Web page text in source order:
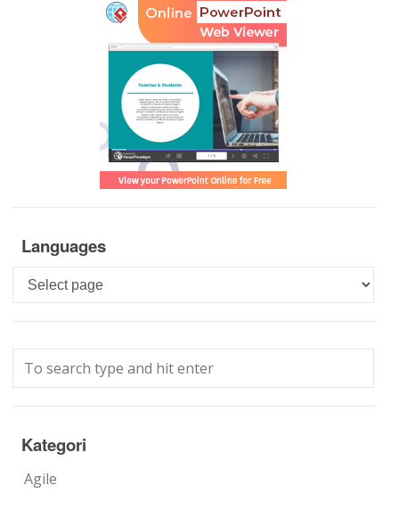
Languages
Languages
Kategori
Agile